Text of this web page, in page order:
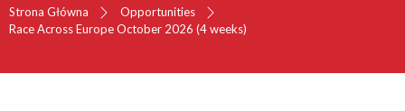
Strona Główna
Opportunities
Race Across Europe October 2026 (4 weeks)